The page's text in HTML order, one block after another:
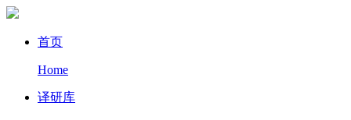
首页
Home
译研库